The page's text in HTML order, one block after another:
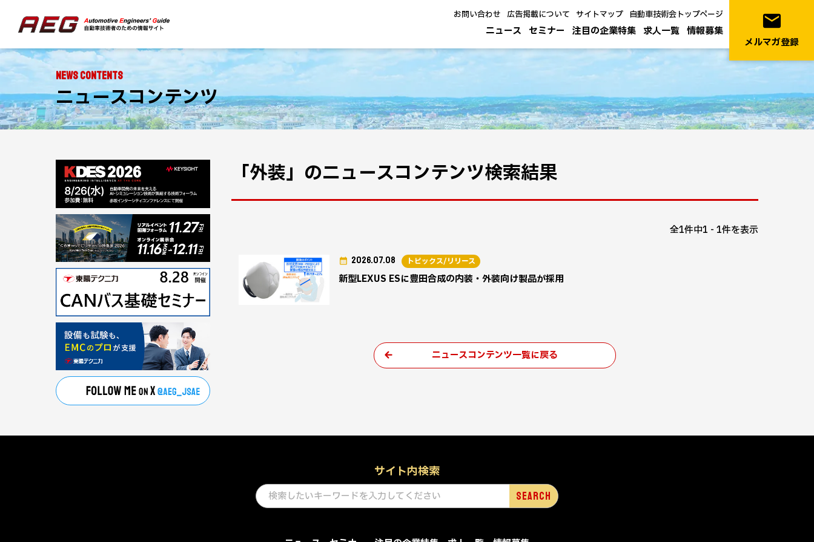
ニュース セミナー 注目の企業特集 求人一覧 情報募集
お問い合わせ 広告掲載について サイトマップ 自動車技術会トップページ email
メルマガ登録
NEWS CONTENTS
ニュースコンテンツ
「外装」のニュースコンテンツ検索結果
全1件中1 - 1件を表示
新型LEXUS ESに豊田合成の内装・外装向け製品が採用
2026.07.08 トピックス/リリース
ニュースコンテンツ一覧に戻る
サイト内検索